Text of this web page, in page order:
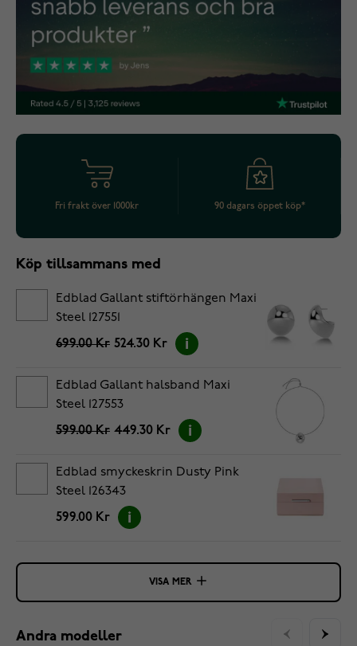
Fri frakt över 1000kr 90 dagars öppet köp*
Köp tillsammans med
Edblad Gallant stiftörhängen Maxi
Steel 127551
699.00 Kr 524.30 Kr
Edblad Gallant halsband Maxi
Steel 127553
599.00 Kr 449.30 Kr
Edblad smyckeskrin Dusty Pink
Steel 126343
599.00 Kr
VISA MER
Andra modeller